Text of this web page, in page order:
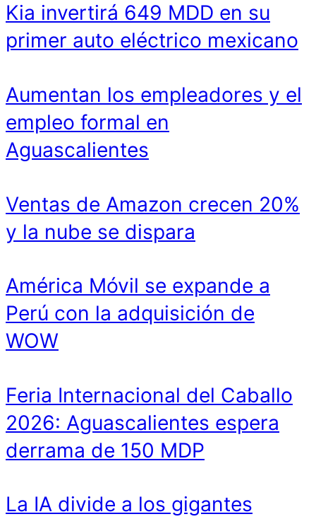
Kia invertirá 649 MDD en su
primer auto eléctrico mexicano
Aumentan los empleadores y el
empleo formal en
Aguascalientes
Ventas de Amazon crecen 20%
y la nube se dispara
América Móvil se expande a
Perú con la adquisición de
WOW
Feria Internacional del Caballo
2026: Aguascalientes espera
derrama de 150 MDP
La IA divide a los gigantes